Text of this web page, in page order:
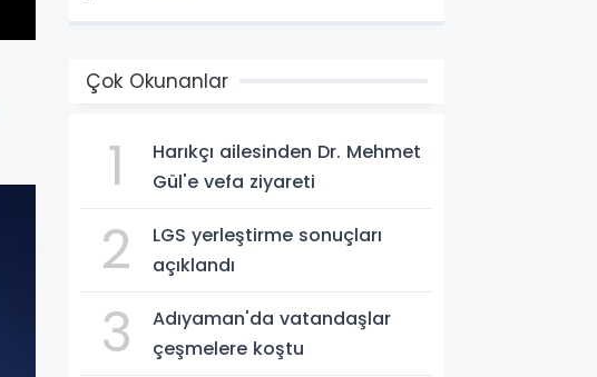
Çok Okunanlar
1
Harıkçı ailesinden Dr. Mehmet
Gül'e vefa ziyareti
2
LGS yerleştirme sonuçları
açıklandı
3
Adıyaman'da vatandaşlar
çeşmelere koştu